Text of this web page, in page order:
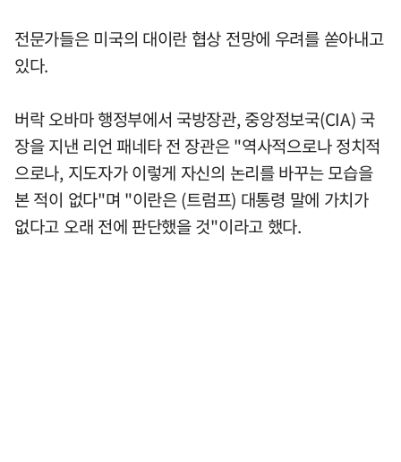
전문가들은 미국의 대이란 협상 전망에 우려를 쏟아내고
있다.
버락 오바마 행정부에서 국방장관, 중앙정보국(CIA) 국
장을 지낸 리언 패네타 전 장관은 "역사적으로나 정치적
으로나, 지도자가 이렇게 자신의 논리를 바꾸는 모습을
본 적이 없다"며 "이란은 (트럼프) 대통령 말에 가치가
없다고 오래 전에 판단했을 것"이라고 했다.